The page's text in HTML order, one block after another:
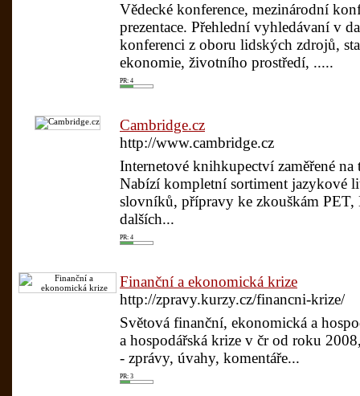
Vědecké konference, mezinárodní
prezentace. Přehlední vyhledávaní v
konferenci z oboru lidských zdrojů,
ekonomie, životního prostředí, .....
PR: 4
Cambridge.cz
http://www.cambridge.cz
Internetové knihkupectví zaměřené
Nabízí kompletní sortiment jazykové
slovníků, přípravy ke zkouškám
dalších...
PR: 4
Finanční a ekonomická krize
http://zpravy.kurzy.cz/financni-krize/
Světová finanční, ekonomická a
a hospodářská krize v čr od roku
- zprávy, úvahy, komentáře...
PR: 3